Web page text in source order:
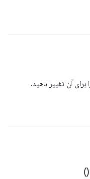
آن تغییر دهید.
)